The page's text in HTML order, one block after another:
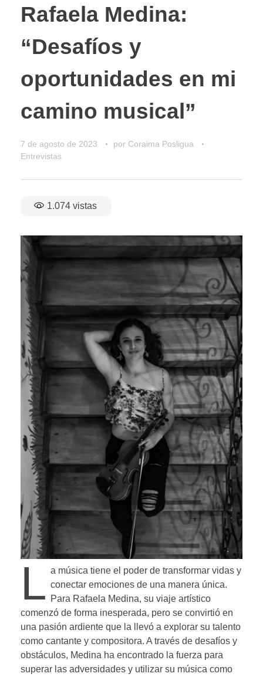
Rafaela Medina:
“Desafíos y
oportunidades en mi
camino musical”
7 de agosto de 2023 por Coraima Posligua
Entrevistas
1.074 vistas
L a música tiene el poder de transformar vidas y
conectar emociones de una manera única.
Para Rafaela Medina, su viaje artístico
comenzó de forma inesperada, pero se convirtió en
una pasión ardiente que la llevó a explorar su talento
como cantante y compositora. A través de desafíos y
obstáculos, Medina ha encontrado la fuerza para
superar las adversidades y utilizar su música como